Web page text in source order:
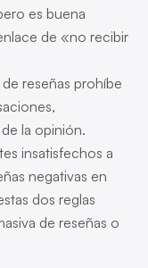
es buena
de «no recibir
reseñas prohíbe
la opinión.
insatisfechos a
negativas en
dos reglas
de reseñas o